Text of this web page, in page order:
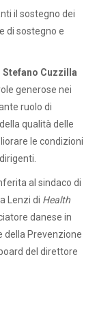
il sostegno dei
di sostegno e
Stefano Cuzzilla
generose nei
ruolo di
qualità delle
le condizioni
al sindaco di
Lenzi di Health
danese in
della Prevenzione
del direttore